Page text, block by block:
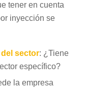
tener en cuenta
inyección se
sector: ¿Tiene
específico?
la empresa